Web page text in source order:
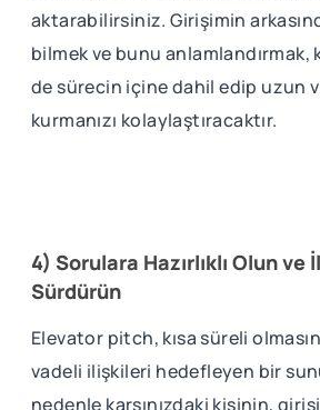
aktarabilirsiniz. Girişimin
bilmek ve bunu anlamlandırmak,
de sürecin içine dahil edip uzun
kurmanızı kolaylaştıracaktır.
4) Sorulara Hazırlıklı Olun ve
Sürdürün
Elevator pitch, kısa süreli
vadeli ilişkileri hedefleyen bir
nedenle karşınızdaki kişinin,